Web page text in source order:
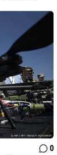
0